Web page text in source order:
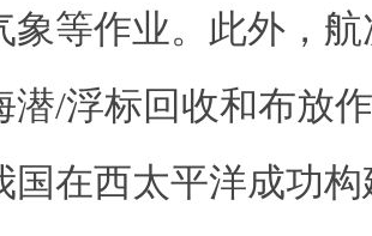
象等作业。此外， 航
潜/浮标回收和布放
国在西太平洋成功